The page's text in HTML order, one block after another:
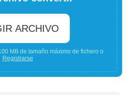
ARCHIVO
MB de tamaño máximo de fichero o
Registrarse